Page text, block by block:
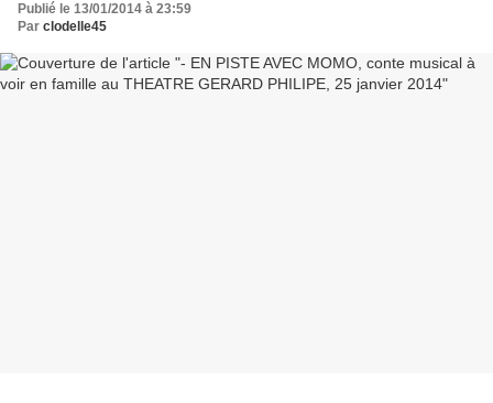
Publié le 13/01/2014 à 23:59
Par clodelle45